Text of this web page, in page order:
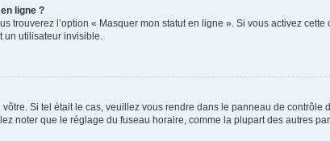
ligne ?
trouverez l’option « Masquer mon statut en ligne ». Si vous activez
utilisateur invisible.
Si tel était le cas, veuillez vous rendre dans le panneau de contrôle
noter que le réglage du fuseau horaire, comme la plupart des autres